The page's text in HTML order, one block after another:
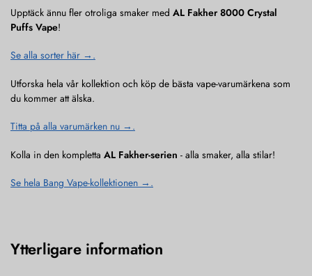
Upptäck ännu fler otroliga smaker med AL Fakher 8000 Crystal
Puffs Vape!
Se alla sorter här →.
Utforska hela vår kollektion och köp de bästa vape-varumärkena som
du kommer att älska.
Titta på alla varumärken nu →.
Kolla in den kompletta AL Fakher-serien - alla smaker, alla stilar!
Se hela Bang Vape-kollektionen →.
Ytterligare information